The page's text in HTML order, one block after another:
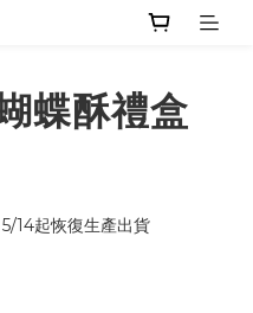
蝶酥禮盒
14起恢復生產出貨